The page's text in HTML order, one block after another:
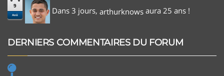
9
Aoû Dans 3 jours, arthurknows aura 25 ans !
DERNIERS COMMENTAIRES DU FORUM